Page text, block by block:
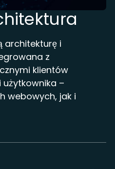
architekturę i
z
klientów
–
webowych, jak i